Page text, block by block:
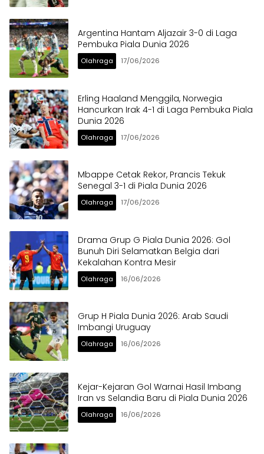
Argentina Hantam Aljazair 3-0 di Laga
Pembuka Piala Dunia 2026
Olahraga 17/06/2026
Erling Haaland Menggila, Norwegia
Hancurkan Irak 4-1 di Laga Pembuka Piala
Dunia 2026
Olahraga 17/06/2026
Mbappe Cetak Rekor, Prancis Tekuk
Senegal 3-1 di Piala Dunia 2026
Olahraga 17/06/2026
Drama Grup G Piala Dunia 2026: Gol
Bunuh Diri Selamatkan Belgia dari
Kekalahan Kontra Mesir
Olahraga 16/06/2026
Grup H Piala Dunia 2026: Arab Saudi
Imbangi Uruguay
Olahraga 16/06/2026
Kejar-Kejaran Gol Warnai Hasil Imbang
Iran vs Selandia Baru di Piala Dunia 2026
Olahraga 16/06/2026